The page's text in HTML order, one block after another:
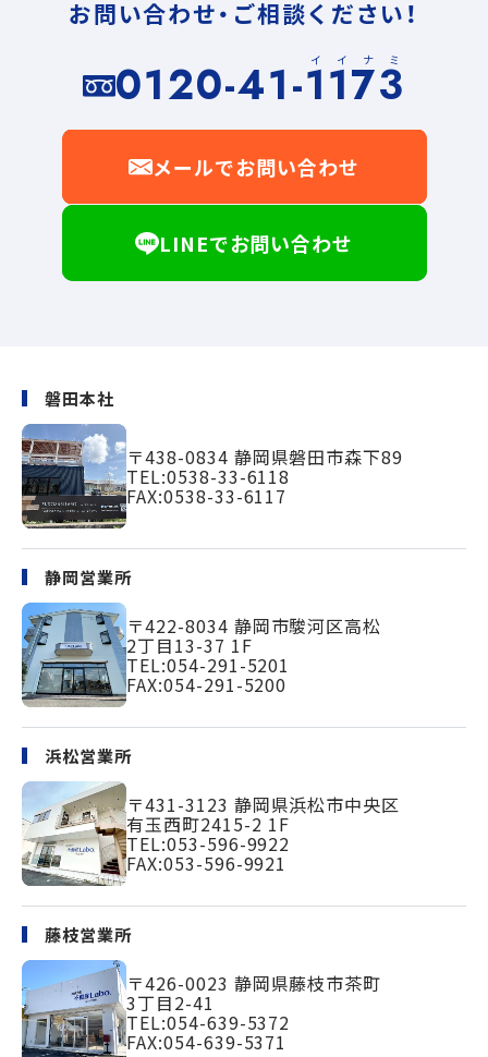
お問い合わせ・ご相談ください！
イイナミ
0120-41-1173
メールでお問い合わせ
LINEでお問い合わせ
磐田本社
〒438-0834 静岡県磐田市森下89
TEL:0538-33-6118
FAX:0538-33-6117
静岡営業所
〒422-8034 静岡市駿河区高松
2丁目13-37 1F
TEL:054-291-5201
FAX:054-291-5200
浜松営業所
〒431-3123 静岡県浜松市中央区
有玉西町2415-2 1F
TEL:053-596-9922
FAX:053-596-9921
藤枝営業所
〒426-0023 静岡県藤枝市茶町
3丁目2-41
TEL:054-639-5372
FAX:054-639-5371